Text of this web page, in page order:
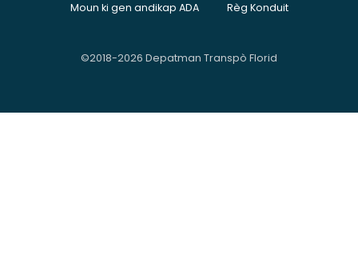
Moun ki gen andikap ADA Règ Konduit
©2018-2026 Depatman Transpò Florid